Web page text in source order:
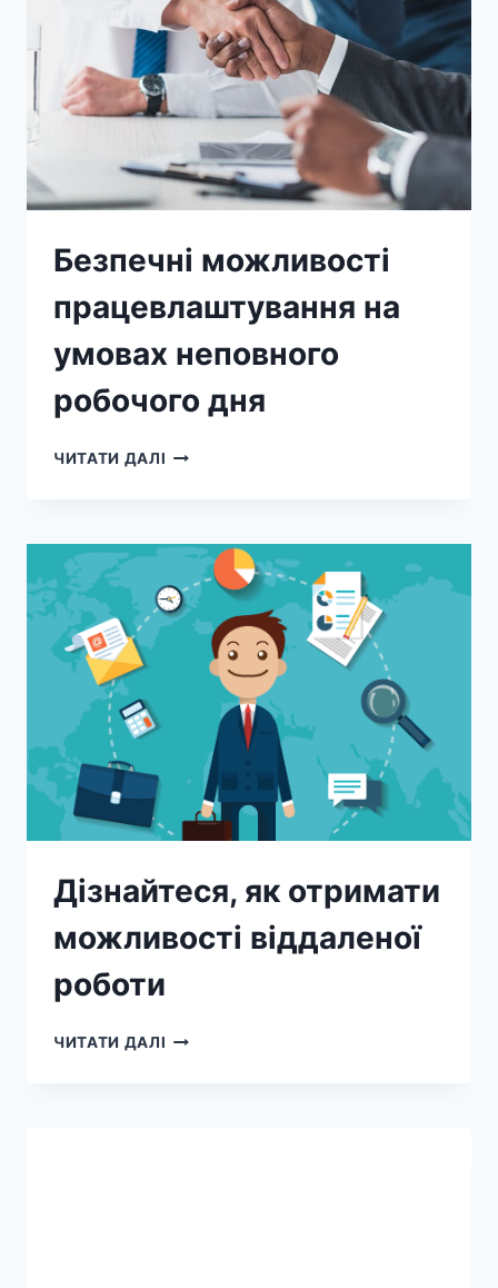
Безпечні можливості
працевлаштування на
умовах неповного
робочого дня
ЧИТАТИ ДАЛІ
Дізнайтеся, як отримати
можливості віддаленої
роботи
ЧИТАТИ ДАЛІ